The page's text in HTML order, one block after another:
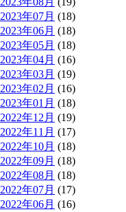
2023年07月 (18)
2023年06月 (18)
2023年05月 (18)
2023年04月 (16)
2023年03月 (19)
2023年02月 (16)
2023年01月 (18)
2022年12月 (19)
2022年11月 (17)
2022年10月 (18)
2022年09月 (18)
2022年08月 (18)
2022年07月 (17)
2022年06月 (16)